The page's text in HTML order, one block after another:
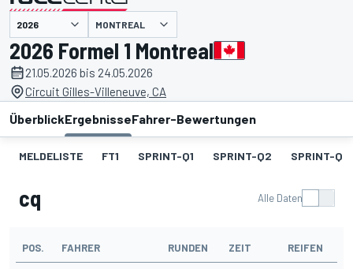
MONTREAL
2026 Formel 1 Montreal
21.05.2026 bis 24.05.2026
Circuit Gilles-Villeneuve, CA
ÜberblickErgebnisseFahrer-Bewertungen
MELDELISTE FT1 SPRINT-Q1 SPRINT-Q2 SPRINT-Q3
cq Alle Daten
POS. FAHRER RUNDEN ZEIT REIFEN